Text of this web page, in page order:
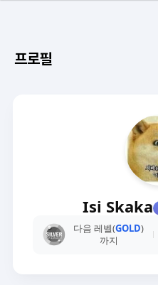
프로필
Isi Skaka
다음 레벨(GOLD)
까지